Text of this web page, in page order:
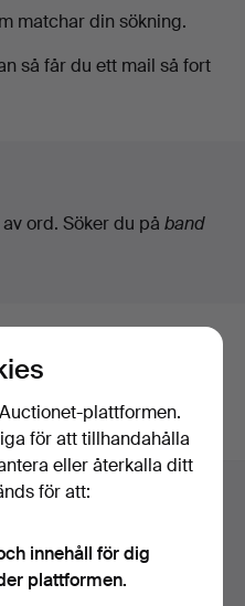
matchar din sökning.
så får du ett mail så fort
ord. Söker du på band
arkiv som
plattformen.
för att tillhandahålla
eller återkalla ditt
för att:
innehåll för dig
plattformen.